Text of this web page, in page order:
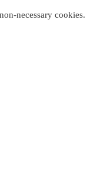
necessary cookies.